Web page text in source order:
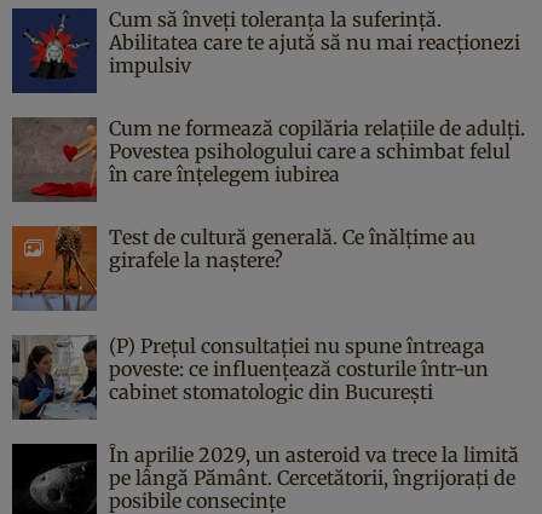
Cum să înveți toleranța la suferință.
Abilitatea care te ajută să nu mai reacționezi
impulsiv
Cum ne formează copilăria relațiile de adulți.
Povestea psihologului care a schimbat felul
în care înțelegem iubirea
Test de cultură generală. Ce înălțime au
girafele la naștere?
(P) Prețul consultației nu spune întreaga
poveste: ce influențează costurile într-un
cabinet stomatologic din București
În aprilie 2029, un asteroid va trece la limită
pe lângă Pământ. Cercetătorii, îngrijorați de
posibile consecințe